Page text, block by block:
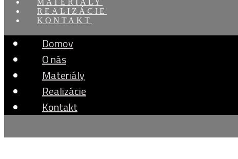
MATERIÁLY
REALIZÁCIE
KONTAKT
Domov
O nás
Materiály
Realizácie
Kontakt